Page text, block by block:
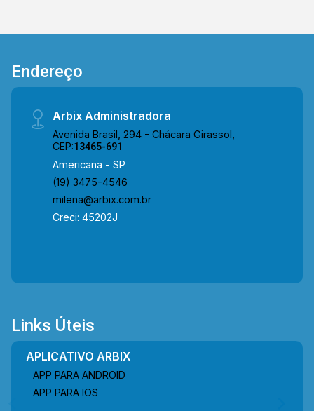
Endereço
Arbix Administradora
Avenida Brasil, 294 - Chácara Girassol,
CEP:13465-691
Americana - SP
(19) 3475-4546
milena@arbix.com.br
Creci: 45202J
Links Úteis
APLICATIVO ARBIX
APP PARA ANDROID
APP PARA IOS